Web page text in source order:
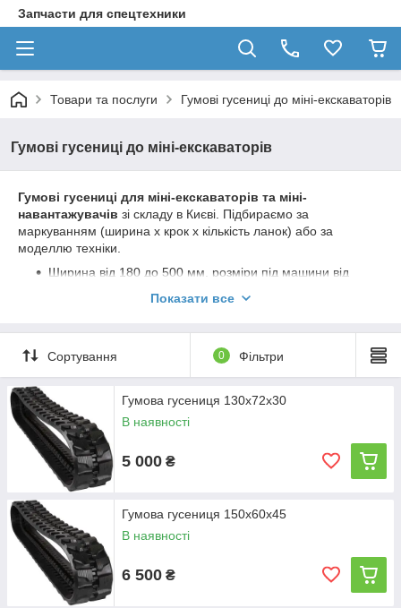
Запчасти для спецтехники
Товари та послуги Гумові гусениці до міні-екскаваторів
Гумові гусениці до міні-екскаваторів
Гумові гусениці для міні-екскаваторів та міні-
навантажувачів зі складу в Києві. Підбираємо за
маркуванням (ширина х крок х кількість ланок) або за
моделлю техніки.
Ширина від 180 до 500 мм, розміри під машини від
Caterpillar, Volvo
Бренди: Tagex, Linser, NTP, FTS, Gator, Outland
Гарантія 6-12 місяців залежно від виробника
Не знайшли свій розмір у списку - телефонуйте, підберемо
аналог:+380964110315
Показати все
Сортування 0 Фільтри
Гумова гусениця 130х72х30
В наявності
5 000 ₴
Гумова гусениця 150х60х45
В наявності
6 500 ₴